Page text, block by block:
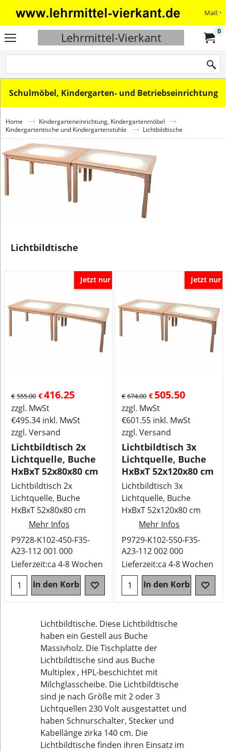
Mail:
Lehrmittel-Vierkant 0
Schulmöbel, Kindergarten- und Betriebseinrichtung
Home
Kindergarteneinrichtung, Kindergartenmöbel
Kindergartentische und Kindergartenstühle
Lichtbildtische
Lichtbildtische
Jetzt nur
€555.00 €416.25
zzgl. MwSt
€495.34 inkl. MwSt
zzgl. Versand
Lichtbildtisch 2x
Lichtquelle, Buche
HxBxT 52x80x80 cm
Lichtbildtisch 2x
Lichtquelle, Buche
HxBxT 52x80x80 cm
Mehr Infos
P9728-K102-450-F35-
A23-112 001 000
Lieferzeit:ca 4-8 Wochen
In den Korb
Jetzt nur
€674.00 € 505.50
zzgl. MwSt
€601.55 inkl. MwSt
zzgl. Versand
Lichtbildtisch 3x
Lichtquelle, Buche
HxBxT 52x120x80 cm
Lichtbildtisch 3x
Lichtquelle, Buche
HxBxT 52x120x80 cm
Mehr Infos
P9729-K102-550-F35-
A23-112 002 000
Lieferzeit:ca 4-8 Wochen
In den Korb
Lichtbildtische. Diese Lichtbildtische
haben ein Gestell aus Buche
Massivholz. Die Tischplatte der
Lichtbildtische sind aus Buche
Multiplex , HPL-beschichtet mit
Milchglasscheibe. Die Lichtbildtische
sind je nach Größe mit 2 oder 3
Lichtquellen 230 Volt ausgestattet und
haben Schnurschalter, Stecker und
Kabellänge zirka 140 cm. Die
Lichtbildtische finden ihren Einsatz im